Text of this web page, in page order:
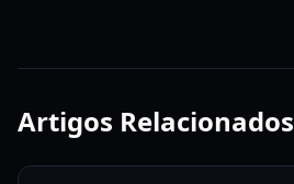
Artigos Relacionados